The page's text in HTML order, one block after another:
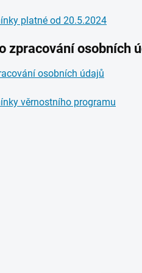
platné od 20.5.2024
zpracování osobních
osobních údajů
věrnostního programu